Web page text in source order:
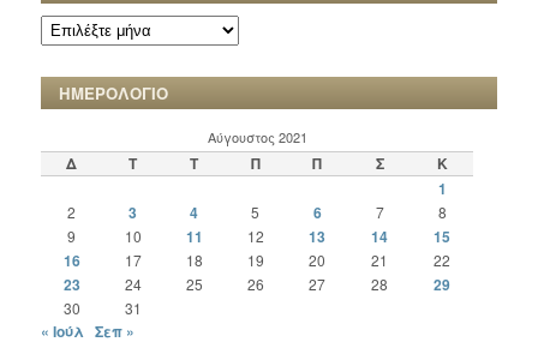
ΑΡΧΕΙΟ
ΧΡΟΝΙΚΩΝ
ΗΜΕΡΟΛΟΓΙΟ
Αύγουστος 2021
Δ Τ Τ Π Π Σ
Κ
1
2 3 4 5 6 7
8
9
10 11 12 13 14
15
16
17 18 19 20 21 22
23 24 25 26 27 28 29
30 31
« Ιούλ Σεπ »